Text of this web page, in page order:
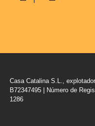
Casa Catalina S.L.,
B72347495 | Número de
1286